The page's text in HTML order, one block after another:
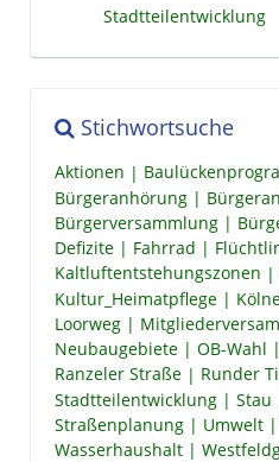
Stadtteilentwicklung
Stichwortsuche
Aktionen
Bürgeranhörung
Bürgerversammlung
Defizite
Fahrrad
Kaltluftentstehungszonen
Kultur_Heimatpflege
Loorweg
Neubaugebiete
OB-Wahl
Ranzeler Straße
Runder
Stadtteilentwicklung
Stau
Straßenplanung
Umwelt
Wasserhaushalt